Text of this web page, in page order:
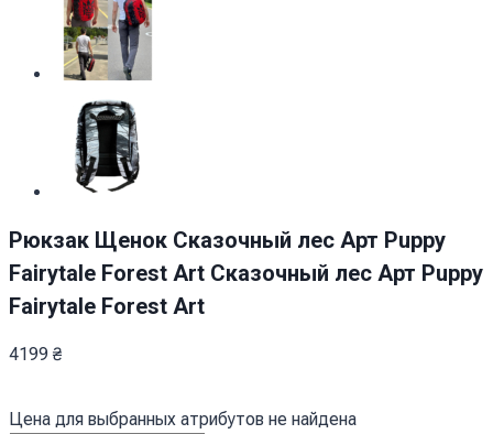
Рюкзак Щенок Сказочный лес Арт Puppy
Fairytale Forest Art Сказочный лес Арт Puppy
Fairytale Forest Art
4199 ₴
Цена для выбранных атрибутов не найдена